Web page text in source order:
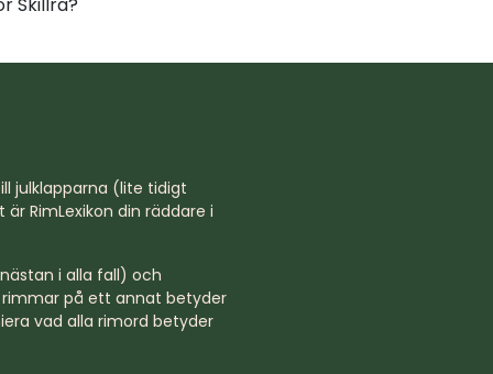
julklapparna (lite tidigt
RimLexikon din räddare i
i alla fall) och
på ett annat betyder
vad alla rimord betyder